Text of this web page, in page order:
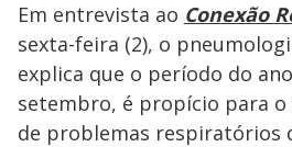
Em entrevista ao Conexão
sexta-feira (2), o
explica que o período do
setembro, é propício para o
de problemas respiratórios